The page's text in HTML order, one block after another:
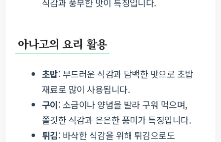
아나고의 요리 활용
초밥: 부드러운 식감과 담백한 맛으로 초밥
재료로 많이 사용됩니다.
구이: 소금이나 양념을 발라 구워 먹으며,
쫄깃한 식감과 은은한 풍미가 특징입니다.
튀김: 바삭한 식감을 위해 튀김으로도